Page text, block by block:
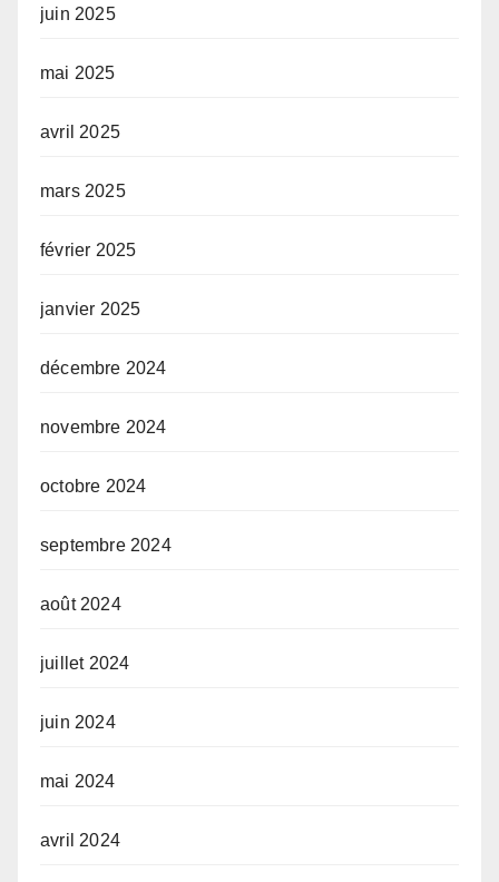
juin 2025
mai 2025
avril 2025
mars 2025
février 2025
janvier 2025
décembre 2024
novembre 2024
octobre 2024
septembre 2024
août 2024
juillet 2024
juin 2024
mai 2024
avril 2024